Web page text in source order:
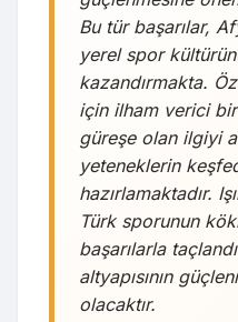
Bu tür başarılar,
yerel spor
kazandırmakta.
için ilham verici
güreşe olan ilgiyi
yeteneklerin
hazırlamaktadır.
Türk sporunun
başarılarla
altyapısının
olacaktır.